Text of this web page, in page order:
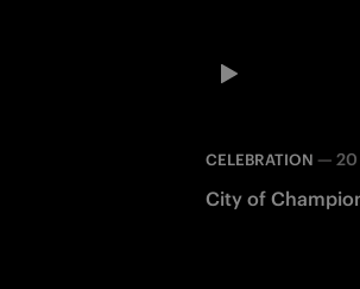
CELEBRATION — 20
City of